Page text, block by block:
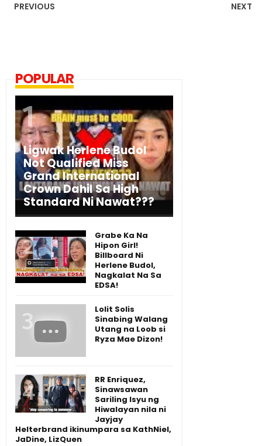
PREVIOUS NEXT
POPULAR
Ligwak Herlene Budol
Not Qualified Miss
Grand International
Crown Dahil Sa High
Standard Ni Nawat???
Grabe Ka Na
Hipon Girl!
Billboard Ni
Herlene Budol,
Nagkalat Na Sa
EDSA!
Lolit Solis
Sinabing Walang
Utang na Loob si
Ryza Mae Dizon!
RR Enriquez,
Sinawsawan
Sariling Isyu ng
Hiwalayan nila ni
Jayjay
Helterbrand ikinumpara sa KathNiel,
JaDine, LizQuen